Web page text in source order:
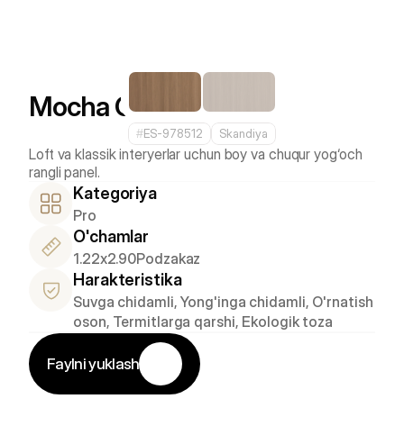
Mocha Oak
#ES-978512 Skandiya
Loft va klassik interyerlar uchun boy va chuqur yog‘och
Kategoriya
Pro
O'chamlar
1.22x2.90Podzakaz
Harakteristika
Suvga chidamli, Yong'inga chidamli, O'rnatish
oson, Termitlarga qarshi, Ekologik toza
Faylni yuklash